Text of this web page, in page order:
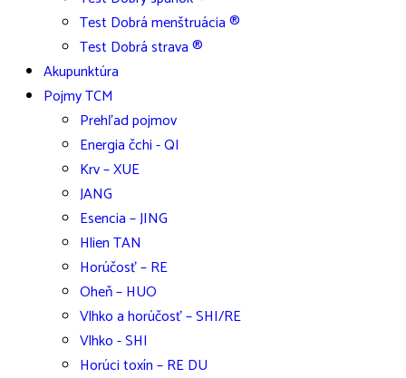
Test Dobrá menštruácia ®
Test Dobrá strava ®
Akupunktúra
Pojmy TCM
Prehľad pojmov
Energia čchi - QI
Krv – XUE
JANG
Esencia – JING
Hlien TAN
Horúčosť – RE
Oheň – HUO
Vlhko a horúčosť – SHI/RE
Vlhko - SHI
Horúci toxín – RE DU